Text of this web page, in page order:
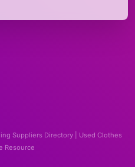
Suppliers Directory | Used Clothes
Resource